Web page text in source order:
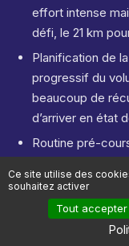
effort intense
défi, le 21 km
Planification de
progressif du
beaucoup de
d’arriver en état
Routine pré-
votre routine est
Vous allez entrer
respire la Saint-
Ce site utilise des
souhaitez activer
Tout accepter